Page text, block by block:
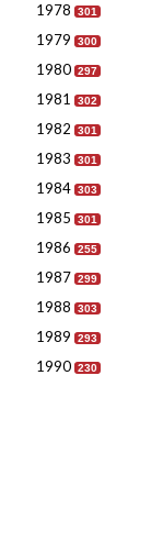
1978 301
1979 300
1980 297
1981 302
1982 301
1983 301
1984 303
1985 301
1986 255
1987 299
1988 303
1989 293
1990 230